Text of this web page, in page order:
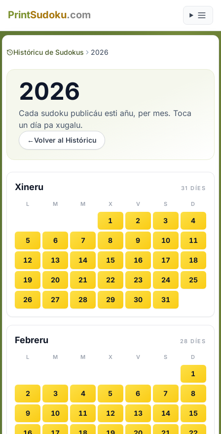
PrintSudoku.com
Históricu de Sudokus 2026
2026
Cada sudoku publicáu esti añu, per mes. Toca
un día pa xugalu.
←Volver al Históricu
Xineru 31 DÍES
L M M X V S D
1 2 3 4
5 6 7 8 9 10 11
12 13 14 15 16 17 18
19 20 21 22 23 24 25
26 27 28 29 30 31
Febreru 28 DÍES
L M M X V S D
1
2 3 4 5 6 7 8
9 10 11 12 13 14 15